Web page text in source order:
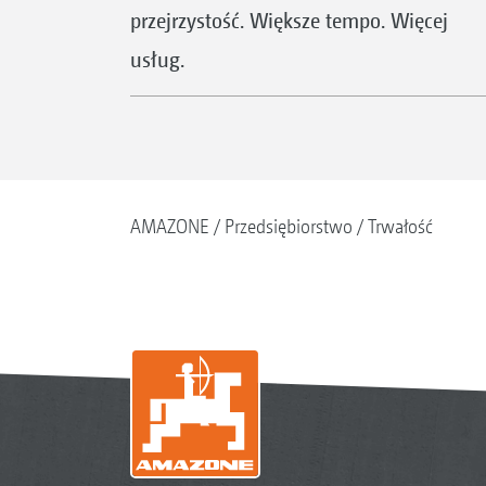
przejrzystość. Większe tempo. Więcej
usług.
AMAZONE Przedsiębiorstwo Trwałość